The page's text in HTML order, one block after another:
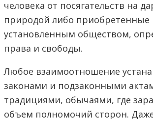
человека от посягательств на
природой либо приобретенные
установленным обществом,
права и свободы.
Любое взаимоотношение
законами и подзаконными
традициями, обычаями, где
объем полномочий сторон. Даже